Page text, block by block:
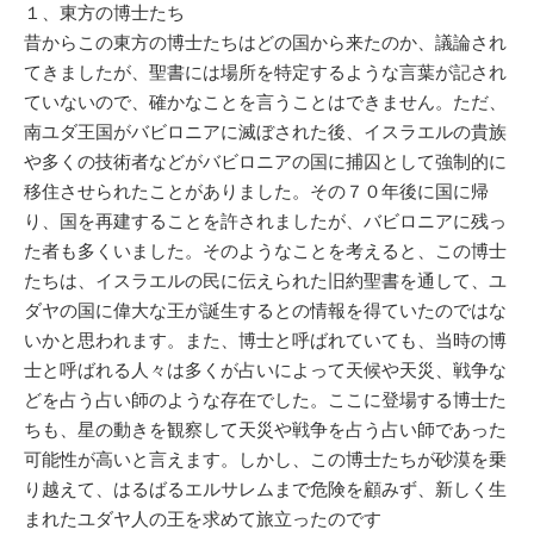
１、東方の博士たち
昔からこの東方の博士たちはどの国から来たのか、議論され
てきましたが、聖書には場所を特定するような言葉が記され
ていないので、確かなことを言うことはできません。ただ、
南ユダ王国がバビロニアに滅ぼされた後、イスラエルの貴族
や多くの技術者などがバビロニアの国に捕囚として強制的に
移住させられたことがありました。その７０年後に国に帰
り、国を再建することを許されましたが、バビロニアに残っ
た者も多くいました。そのようなことを考えると、この博士
たちは、イスラエルの民に伝えられた旧約聖書を通して、ユ
ダヤの国に偉大な王が誕生するとの情報を得ていたのではな
いかと思われます。また、博士と呼ばれていても、当時の博
士と呼ばれる人々は多くが占いによって天候や天災、戦争な
どを占う占い師のような存在でした。ここに登場する博士た
ちも、星の動きを観察して天災や戦争を占う占い師であった
可能性が高いと言えます。しかし、この博士たちが砂漠を乗
り越えて、はるばるエルサレムまで危険を顧みず、新しく生
まれたユダヤ人の王を求めて旅立ったのです